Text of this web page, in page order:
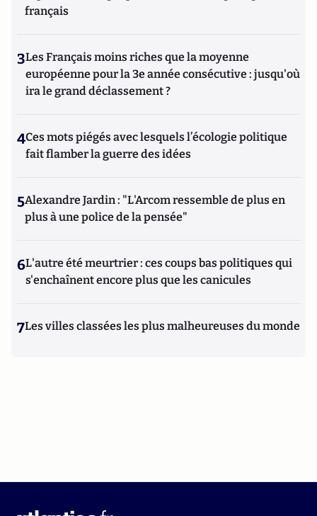
français
3Les Français moins riches que la moyenne
européenne pour la 3e année consécutive : jusqu'où
ira le grand déclassement ?
4Ces mots piégés avec lesquels l’écologie politique
fait flamber la guerre des idées
5Alexandre Jardin : "L'Arcom ressemble de plus en
plus à une police de la pensée"
6L'autre été meurtrier : ces coups bas politiques qui
s'enchaînent encore plus que les canicules
7Les villes classées les plus malheureuses du monde